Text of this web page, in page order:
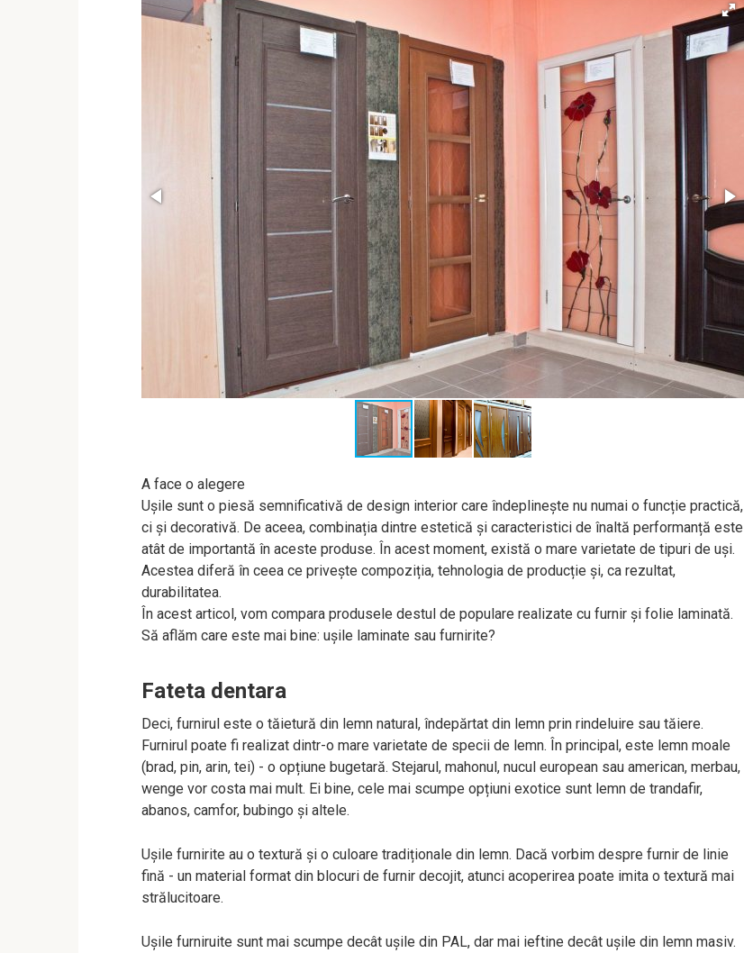
A face o alegere
Ușile sunt o piesă semnificativă de design interior care îndeplinește nu numai o funcție practică,
ci și decorativă. De aceea, combinația dintre estetică și caracteristici de înaltă performanță este
atât de importantă în aceste produse. În acest moment, există o mare varietate de tipuri de uși.
Acestea diferă în ceea ce privește compoziția, tehnologia de producție și, ca rezultat,
durabilitatea.
În acest articol, vom compara produsele destul de populare realizate cu furnir și folie laminată.
Să aflăm care este mai bine: ușile laminate sau furnirite?
Fateta dentara
Deci, furnirul este o tăietură din lemn natural, îndepărtat din lemn prin rindeluire sau tăiere.
Furnirul poate fi realizat dintr-o mare varietate de specii de lemn. În principal, este lemn moale
(brad, pin, arin, tei) - o opțiune bugetară. Stejarul, mahonul, nucul european sau american, merbau,
wenge vor costa mai mult. Ei bine, cele mai scumpe opțiuni exotice sunt lemn de trandafir,
abanos, camfor, bubingo și altele.
Ușile furnirite au o textură și o culoare tradiționale din lemn. Dacă vorbim despre furnir de linie
fină - un material format din blocuri de furnir decojit, atunci acoperirea poate imita o textură mai
strălucitoare.
Ușile furniruite sunt mai scumpe decât ușile din PAL, dar mai ieftine decât ușile din lemn masiv.